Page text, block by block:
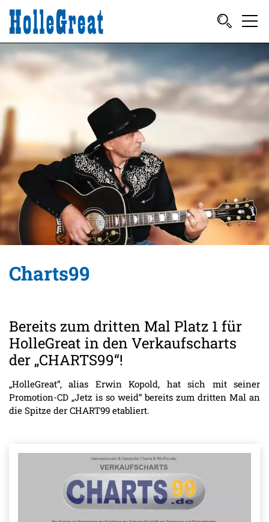
Charts99
Bereits zum dritten Mal Platz 1 für
HolleGreat in den Verkaufscharts
der „CHARTS99“!
„HolleGreat“, alias Erwin Kopold, hat sich mit seiner
Promotion-CD „Jetz is so weid“ bereits zum dritten Mal an
die Spitze der CHART99 etabliert.